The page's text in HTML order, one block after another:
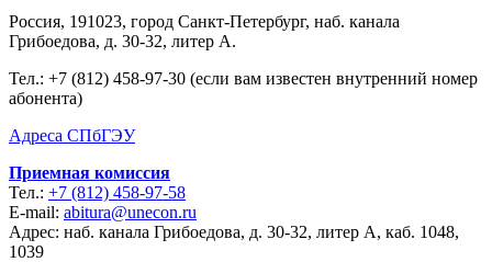
Россия, 191023, город Санкт-Петербург, наб. канала
Грибоедова, д. 30-32, литер А.
Тел.: +7 (812) 458-97-30 (если вам известен внутренний номер
абонента)
Адреса СПбГЭУ
Приемная комиссия
Тел.: +7 (812) 458-97-58
E-mail: abitura@unecon.ru
Адрес: наб. канала Грибоедова, д. 30-32, литер А, каб. 1048,
1039